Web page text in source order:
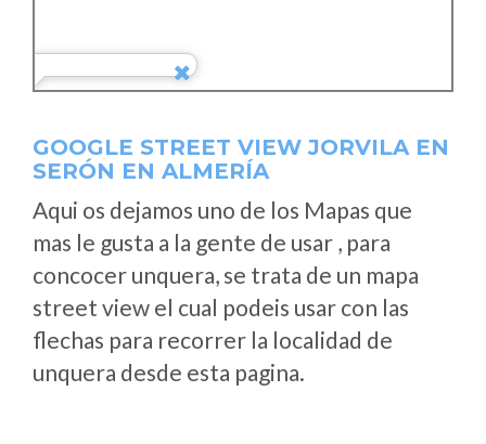
GOOGLE STREET VIEW JORVILA EN
SERÓN EN ALMERÍA
Aqui os dejamos uno de los Mapas que
mas le gusta a la gente de usar , para
concocer unquera, se trata de un mapa
street view el cual podeis usar con las
flechas para recorrer la localidad de
unquera desde esta pagina.